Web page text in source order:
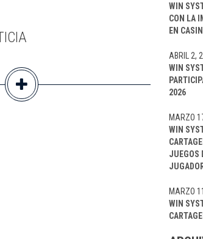
WIN
CON LA
EN
WIN
2026
ABRIL 2,
WIN
JUEGOS
MARZO
WIN
MARZO